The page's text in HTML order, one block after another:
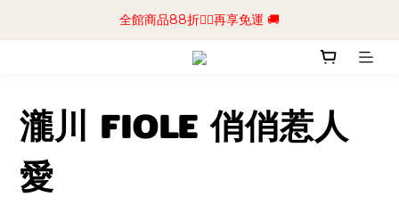
📢加入商城會員領$50💰購物金📢立即註冊
全館商品88折🧔‍♂️再享免運 🚚
📢加入商城會員領$50💰購物金📢立即註冊
瀧川 FIOLE 俏俏惹人
愛